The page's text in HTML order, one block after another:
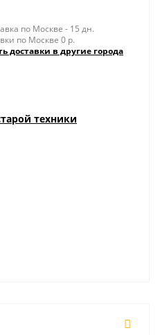
по Москве - 15 дн.
по Москве 0 р.
доставки в другие города
техники